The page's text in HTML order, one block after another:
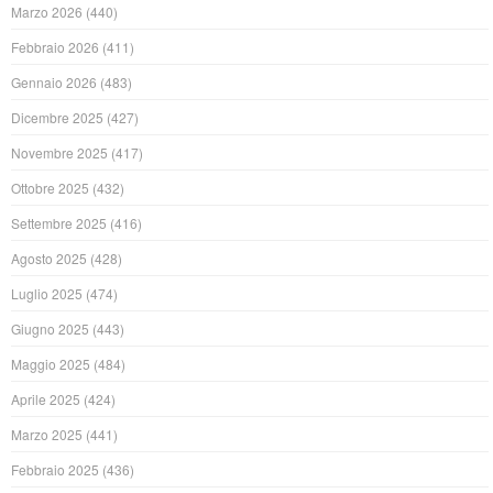
Marzo 2026 (440)
Febbraio 2026 (411)
Gennaio 2026 (483)
Dicembre 2025 (427)
Novembre 2025 (417)
Ottobre 2025 (432)
Settembre 2025 (416)
Agosto 2025 (428)
Luglio 2025 (474)
Giugno 2025 (443)
Maggio 2025 (484)
Aprile 2025 (424)
Marzo 2025 (441)
Febbraio 2025 (436)